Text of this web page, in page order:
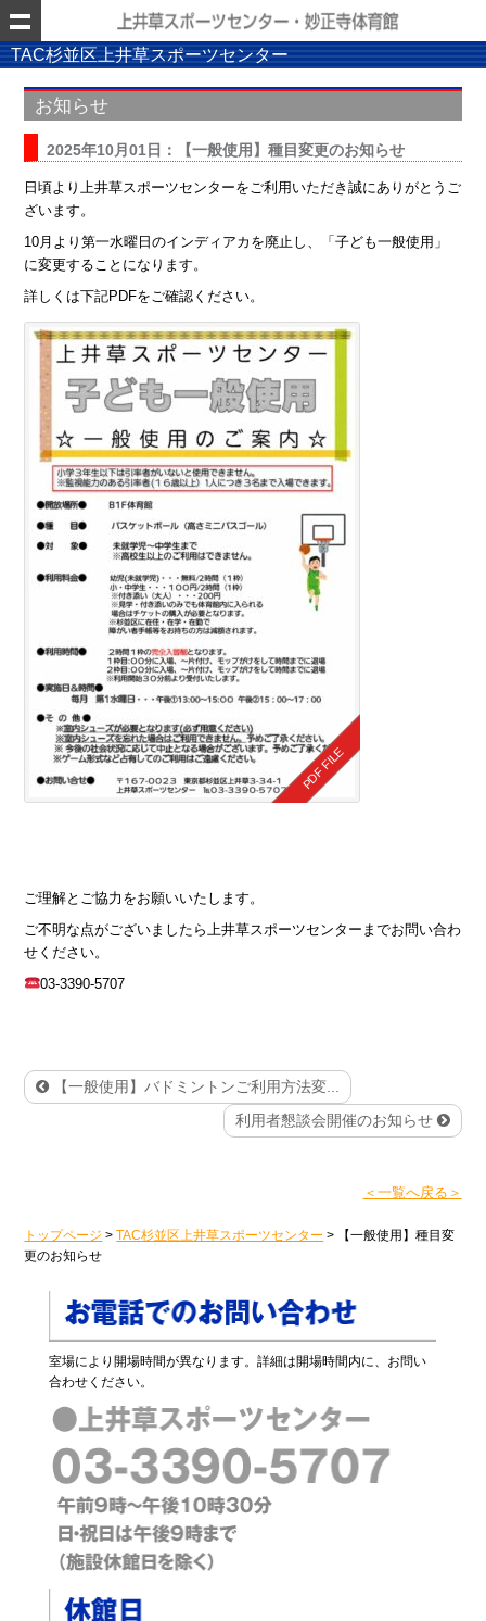
TAC杉並区上井草スポーツセンター
お知らせ
2025年10月01日：【一般使用】種目変更のお知らせ
日頃より上井草スポーツセンターをご利用いただき誠にありがとうご
ざいます。
10月より第一水曜日のインディアカを廃止し、「子ども一般使用」
に変更することになります。
詳しくは下記PDFをご確認ください。
ご理解とご協力をお願いいたします。
ご不明な点がございましたら上井草スポーツセンターまでお問い合わ
せください。
03-3390-5707
【一般使用】バドミントンご利用方法変...
利用者懇談会開催のお知らせ
＜一覧へ戻る＞
トップページ >TAC杉並区上井草スポーツセンター >
【一般使用】種目変
更のお知らせ
室場により開場時間が異なります。詳細は開場時間内に、お問い
合わせください。